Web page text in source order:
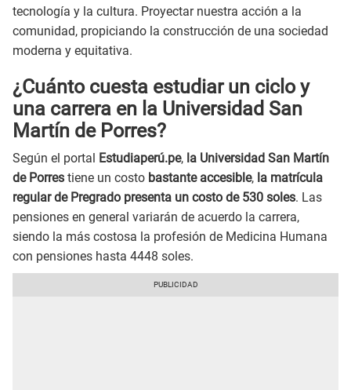
tecnología y la cultura. Proyectar nuestra acción a la
comunidad, propiciando la construcción de una sociedad
moderna y equitativa.
¿Cuánto cuesta estudiar un ciclo y
una carrera en la Universidad San
Martín de Porres?
Según el portal Estudiaperú.pe, la Universidad San Martín
de Porres tiene un costo bastante accesible, la matrícula
regular de Pregrado presenta un costo de 530 soles. Las
pensiones en general variarán de acuerdo la carrera,
siendo la más costosa la profesión de Medicina Humana
con pensiones hasta 4448 soles.